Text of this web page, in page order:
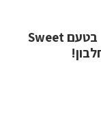
חטיף חלבון מבית Rich Piana 5% בטעם Sweet